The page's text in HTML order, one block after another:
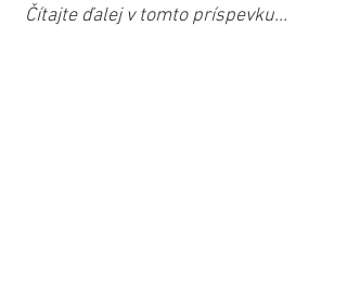
Čítajte ďalej v tomto príspevku...